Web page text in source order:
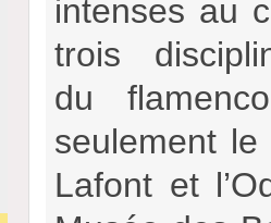
intenses au
trois
du
seulement le
Lafont et